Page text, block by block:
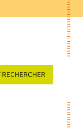
RECHERCHER